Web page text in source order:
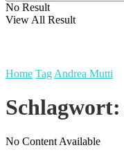
No Result
View All Result
Home Tag Andrea Mutti
Schlagwort:
No Content Available